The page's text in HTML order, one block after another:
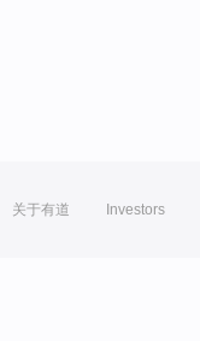
关于有道 Investors